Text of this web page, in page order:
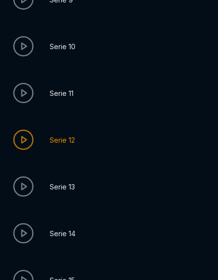
Serie 10
Serie 11
Serie 12
Serie 13
Serie 14